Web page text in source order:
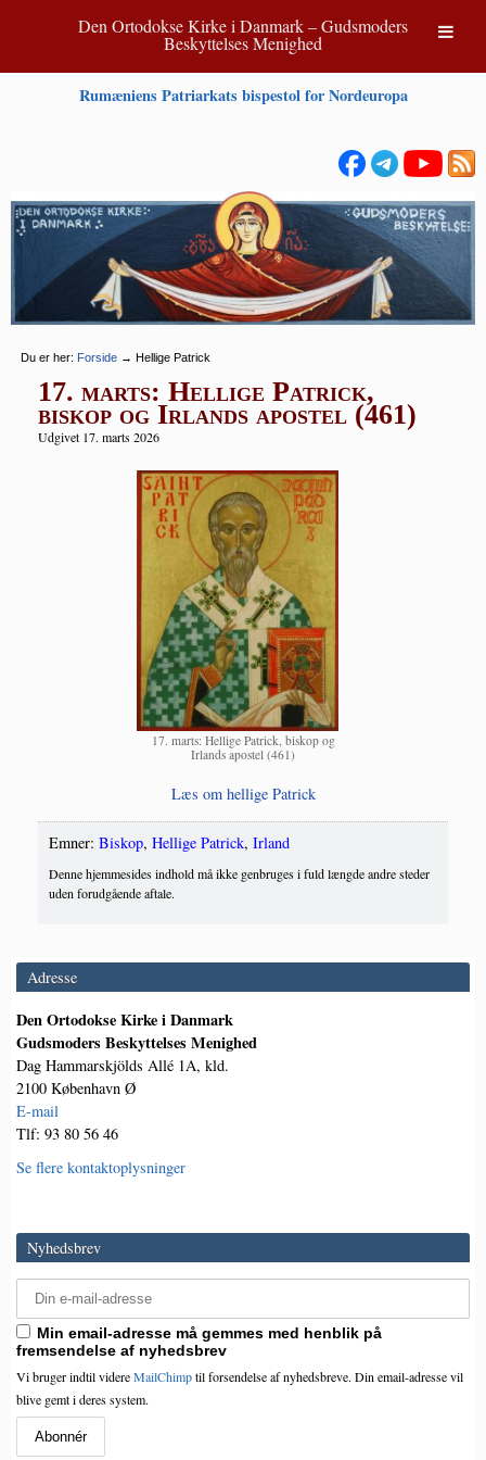
Den Ortodokse Kirke i Danmark – Gudsmoders
Beskyttelses Menighed
Rumæniens Patriarkats bispestol for Nordeuropa
Du er her: Forside → Hellige Patrick
17. marts: Hellige Patrick,
biskop og Irlands apostel (461)
Udgivet 17. marts 2026
17. marts: Hel­li­ge Patri­ck, biskop og
Irlands apo­stel (461)
Læs om hel­li­ge Patrick
Emner: Biskop, Hellige Patrick, Irland
Denne hjemmesides indhold må ikke genbruges i fuld længde andre steder
uden forudgående aftale.
Adresse
Den Ortodokse Kirke i Danmark
Gudsmoders Beskyttelses Menighed
Dag Hammarskjölds Allé 1A, kld.
2100 København Ø
E-mail
Tlf: 93 80 56 46
Se flere kontaktoplysninger
Nyhedsbrev
Min email-adresse må gemmes med henblik på
fremsendelse af nyhedsbrev
Vi bruger indtil videreMailChimptil forsendelse af nyhedsbreve. Din email-adresse vil
blive gemt i deres system.